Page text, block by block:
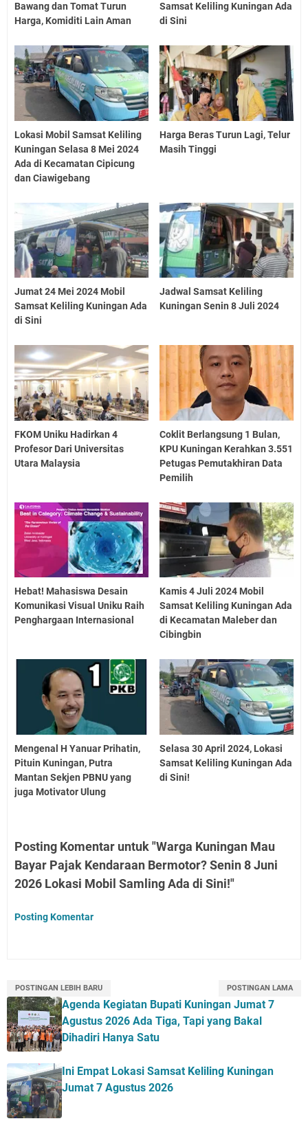
Bawang dan Tomat Turun
Harga, Komiditi Lain Aman
Samsat Keliling Kuningan Ada
di Sini
Lokasi Mobil Samsat Keliling
Kuningan Selasa 8 Mei 2024
Ada di Kecamatan Cipicung
dan Ciawigebang
Harga Beras Turun Lagi, Telur
Masih Tinggi
Jumat 24 Mei 2024 Mobil
Samsat Keliling Kuningan Ada
di Sini
Jadwal Samsat Keliling
Kuningan Senin 8 Juli 2024
FKOM Uniku Hadirkan 4
Profesor Dari Universitas
Utara Malaysia
Coklit Berlangsung 1 Bulan,
KPU Kuningan Kerahkan 3.551
Petugas Pemutakhiran Data
Pemilih
Hebat! Mahasiswa Desain
Komunikasi Visual Uniku Raih
Penghargaan Internasional
Kamis 4 Juli 2024 Mobil
Samsat Keliling Kuningan Ada
di Kecamatan Maleber dan
Cibingbin
Mengenal H Yanuar Prihatin,
Pituin Kuningan, Putra
Mantan Sekjen PBNU yang
juga Motivator Ulung
Selasa 30 April 2024, Lokasi
Samsat Keliling Kuningan Ada
di Sini!
Posting Komentar untuk "Warga Kuningan Mau
Bayar Pajak Kendaraan Bermotor? Senin 8 Juni
2026 Lokasi Mobil Samling Ada di Sini!"
Posting Komentar
POSTINGAN LEBIH BARU POSTINGAN LAMA
Agenda Kegiatan Bupati Kuningan Jumat 7
Agustus 2026 Ada Tiga, Tapi yang Bakal
Dihadiri Hanya Satu
Ini Empat Lokasi Samsat Keliling Kuningan
Jumat 7 Agustus 2026